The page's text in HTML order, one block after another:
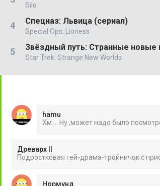
Silo
Спецназ: Львица (сериал)
Special Ops: Lioness
Звёздный путь: Странные новые
Star Trek: Strange New Worlds
hamu
Хм ... Ну ,может надо было
Древарх II
Подростковая гей-драма-тройничок с
Нормунд